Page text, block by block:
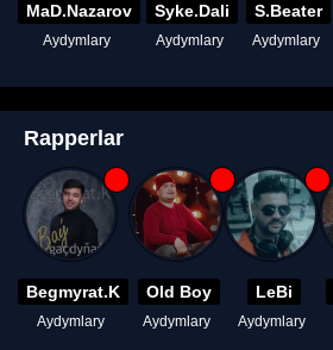
MaD.Nazarov
Aydymlary
Syke.Dali
Aydymlary
S.Beater
Aydymlary
Rapperlar
Begmyrat.K
Aydymlary
Old Boy
Aydymlary
LeBi
Aydymlary